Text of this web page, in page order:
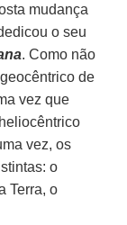
mudança
o seu
. Como não
de
vez que
vez, os
o
Terra, o